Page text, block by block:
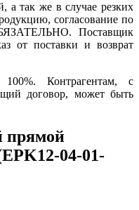
а так же в случае резких
согласование по
Поставщик
от поставки и возврат
Контрагентам, с
договор, может быть
прямой
04-01-